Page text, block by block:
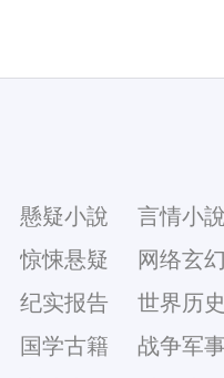
懸疑小說
言情小
惊悚悬疑
网络玄
纪实报告
世界历
国学古籍
战争军